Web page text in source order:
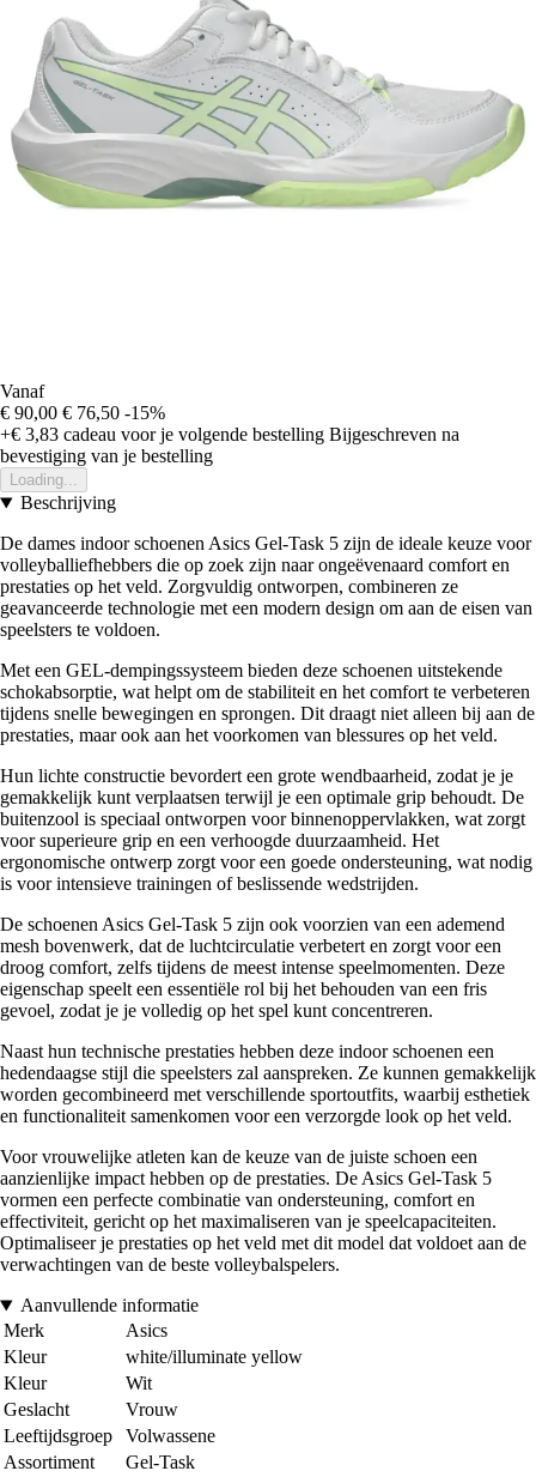
Vanaf
€ 90,00 € 76,50 -15%
+€ 3,83 cadeau voor je volgende bestelling Bijgeschreven na
bevestiging van je bestelling
Loading...
Beschrijving
De dames indoor schoenen Asics Gel-Task 5 zijn de ideale keuze voor
volleyballiefhebbers die op zoek zijn naar ongeëvenaard comfort en
prestaties op het veld. Zorgvuldig ontworpen, combineren ze
geavanceerde technologie met een modern design om aan de eisen van
speelsters te voldoen.
Met een GEL-dempingssysteem bieden deze schoenen uitstekende
schokabsorptie, wat helpt om de stabiliteit en het comfort te verbeteren
tijdens snelle bewegingen en sprongen. Dit draagt niet alleen bij aan de
prestaties, maar ook aan het voorkomen van blessures op het veld.
Hun lichte constructie bevordert een grote wendbaarheid, zodat je je
gemakkelijk kunt verplaatsen terwijl je een optimale grip behoudt. De
buitenzool is speciaal ontworpen voor binnenoppervlakken, wat zorgt
voor superieure grip en een verhoogde duurzaamheid. Het
ergonomische ontwerp zorgt voor een goede ondersteuning, wat nodig
is voor intensieve trainingen of beslissende wedstrijden.
De schoenen Asics Gel-Task 5 zijn ook voorzien van een ademend
mesh bovenwerk, dat de luchtcirculatie verbetert en zorgt voor een
droog comfort, zelfs tijdens de meest intense speelmomenten. Deze
eigenschap speelt een essentiële rol bij het behouden van een fris
gevoel, zodat je je volledig op het spel kunt concentreren.
Naast hun technische prestaties hebben deze indoor schoenen een
hedendaagse stijl die speelsters zal aanspreken. Ze kunnen gemakkelijk
worden gecombineerd met verschillende sportoutfits, waarbij esthetiek
en functionaliteit samenkomen voor een verzorgde look op het veld.
Voor vrouwelijke atleten kan de keuze van de juiste schoen een
aanzienlijke impact hebben op de prestaties. De Asics Gel-Task 5
vormen een perfecte combinatie van ondersteuning, comfort en
effectiviteit, gericht op het maximaliseren van je speelcapaciteiten.
Optimaliseer je prestaties op het veld met dit model dat voldoet aan de
verwachtingen van de beste volleybalspelers.
Aanvullende informatie
Merk
Asics
Kleur
white/illuminate yellow
Kleur
Wit
Geslacht
Vrouw
Leeftijdsgroep
Volwassene
Assortiment
Gel-Task